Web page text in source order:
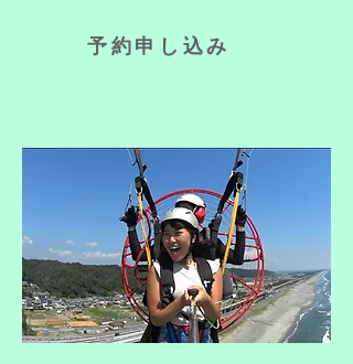
​予約申し込み